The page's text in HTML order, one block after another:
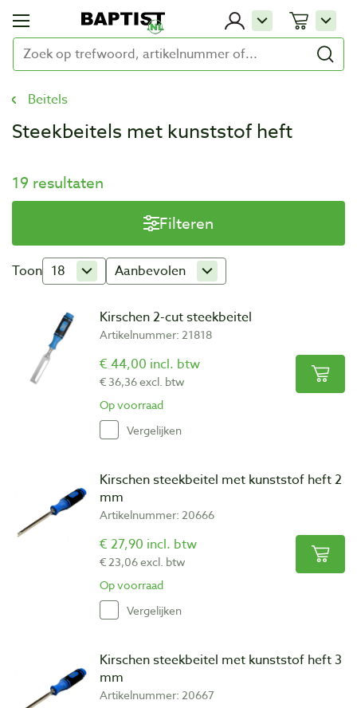
Beitels
Steekbeitels met kunststof heft
19 resultaten
Filteren
Toon 18 Aanbevolen
Kirschen 2-cut steekbeitel
Artikelnummer: 21818
€ 44,00 incl. btw
€ 36,36 excl. btw
Op voorraad
Vergelijken
Kirschen steekbeitel met kunststof heft 2
mm
Artikelnummer: 20666
€ 27,90 incl. btw
€ 23,06 excl. btw
Op voorraad
Vergelijken
Kirschen steekbeitel met kunststof heft 3
mm
Artikelnummer: 20667